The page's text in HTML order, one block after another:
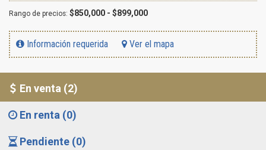
Rango de precios: $850,000 - $899,000
Información requerida Ver el mapa
En venta (2)
En renta (0)
Pendiente (0)